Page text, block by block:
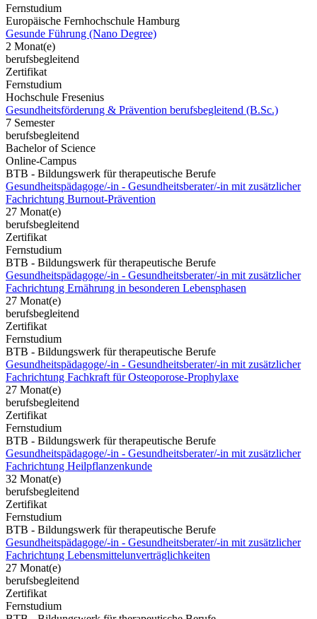
Fernstudium
Europäische Fernhochschule Hamburg
Gesunde Führung (Nano Degree)
2 Monat(e)
berufsbegleitend
Zertifikat
Fernstudium
Hochschule Fresenius
Gesundheitsförderung & Prävention berufsbegleitend (B.Sc.)
7 Semester
berufsbegleitend
Bachelor of Science
Online-Campus
BTB - Bildungswerk für therapeutische Berufe
Gesundheitspädagoge/-in - Gesundheitsberater/-in mit zusätzlicher
Fachrichtung Burnout-Prävention
27 Monat(e)
berufsbegleitend
Zertifikat
Fernstudium
BTB - Bildungswerk für therapeutische Berufe
Gesundheitspädagoge/-in - Gesundheitsberater/-in mit zusätzlicher
Fachrichtung Ernährung in besonderen Lebensphasen
27 Monat(e)
berufsbegleitend
Zertifikat
Fernstudium
BTB - Bildungswerk für therapeutische Berufe
Gesundheitspädagoge/-in - Gesundheitsberater/-in mit zusätzlicher
Fachrichtung Fachkraft für Osteoporose-Prophylaxe
27 Monat(e)
berufsbegleitend
Zertifikat
Fernstudium
BTB - Bildungswerk für therapeutische Berufe
Gesundheitspädagoge/-in - Gesundheitsberater/-in mit zusätzlicher
Fachrichtung Heilpflanzenkunde
32 Monat(e)
berufsbegleitend
Zertifikat
Fernstudium
BTB - Bildungswerk für therapeutische Berufe
Gesundheitspädagoge/-in - Gesundheitsberater/-in mit zusätzlicher
Fachrichtung Lebensmittelunverträglichkeiten
27 Monat(e)
berufsbegleitend
Zertifikat
Fernstudium